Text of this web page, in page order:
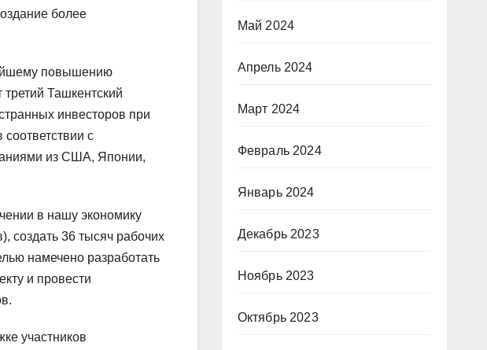
более
повышению
Ташкентский
инвесторов при
с
из США, Японии,
в нашу экономику
создать 36 тысяч рабочих
намечено разработать
и провести
участников
Май 2024
Апрель 2024
Март 2024
Февраль 2024
Январь 2024
Декабрь 2023
Ноябрь 2023
Октябрь 2023